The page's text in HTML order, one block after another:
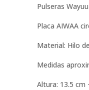
Pulseras
Placa AIWAA
Material: Hilo
Medidas
Altura: 13.5 cm